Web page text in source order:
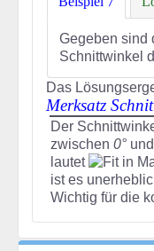
Gegeben sind
Schnittwinkel
Das
Merksatz
Der
zwischen 0° und
lautet
ist es
Wichtig für die